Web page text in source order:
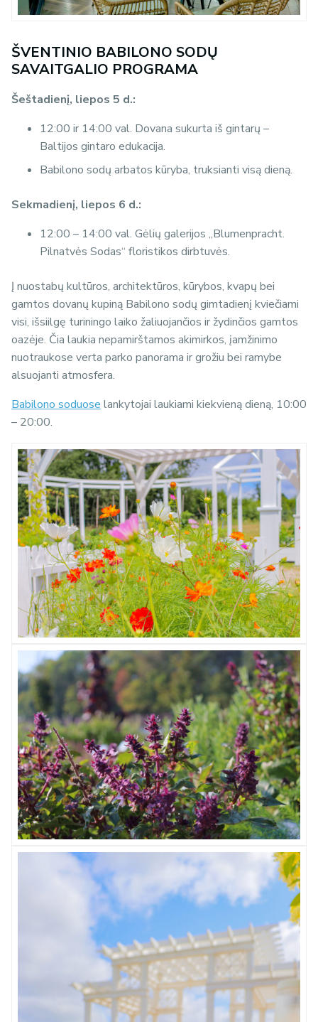
ŠVENTINIO BABILONO SODŲ
SAVAITGALIO PROGRAMA
Šeštadienį, liepos 5 d.:
12:00 ir 14:00 val. Dovana sukurta iš gintarų –
Baltijos gintaro edukacija.
Babilono sodų arbatos kūryba, truksianti visą dieną.
Sekmadienį, liepos 6 d.:
12:00 – 14:00 val. Gėlių galerijos „Blumenpracht.
Pilnatvės Sodas“ floristikos dirbtuvės.
Į nuostabų kultūros, architektūros, kūrybos, kvapų bei
gamtos dovanų kupiną Babilono sodų gimtadienį kviečiami
visi, išsiilgę turiningo laiko žaliuojančios ir žydinčios gamtos
oazėje. Čia laukia nepamirštamos akimirkos, įamžinimo
nuotraukose verta parko panorama ir grožiu bei ramybe
alsuojanti atmosfera.
Babilono soduose lankytojai laukiami kiekvieną dieną, 10:00
– 20:00.